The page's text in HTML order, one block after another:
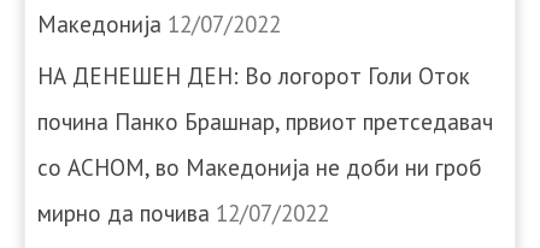
Македонија 12/07/2022
НА ДЕНЕШЕН ДЕН: Во логорот Голи Оток
почина Панко Брашнар, првиот претседавач
со АСНОМ, во Македонија не доби ни гроб
мирно да почива 12/07/2022